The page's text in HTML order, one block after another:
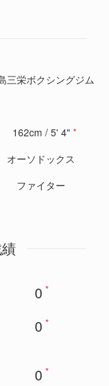
三栄ボクシングジム
162cm / 5' 4" *
オーソドックス
ファイター
0 *
0 *
0 *